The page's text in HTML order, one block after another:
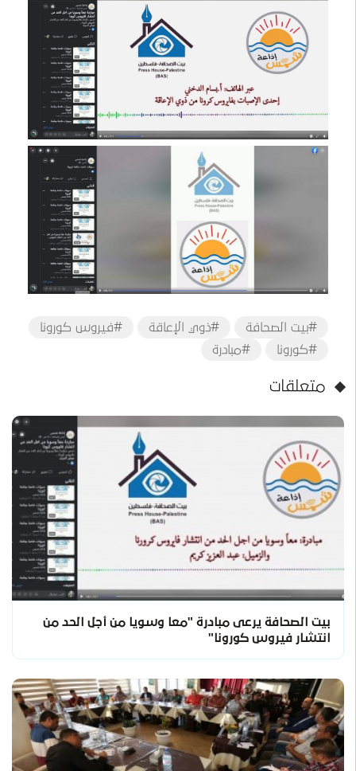
#بيت الصحافة #ذوي الإعاقة
#فيروس كورونا
#كورونا
#مبادرة
متعلقات
بيت الصحافة يرعى مبادرة "معا وسويا من أجل الحد من
انتشار فيروس كورونا"